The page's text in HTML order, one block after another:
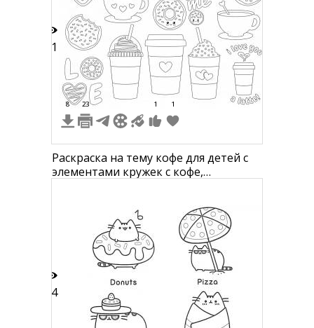
41
8 23 1 1
Раскраска на тему кофе для детей с
элементами кружек с кофе,
надписей "you complete me", "i love
you a latte" и "LOVE"
64